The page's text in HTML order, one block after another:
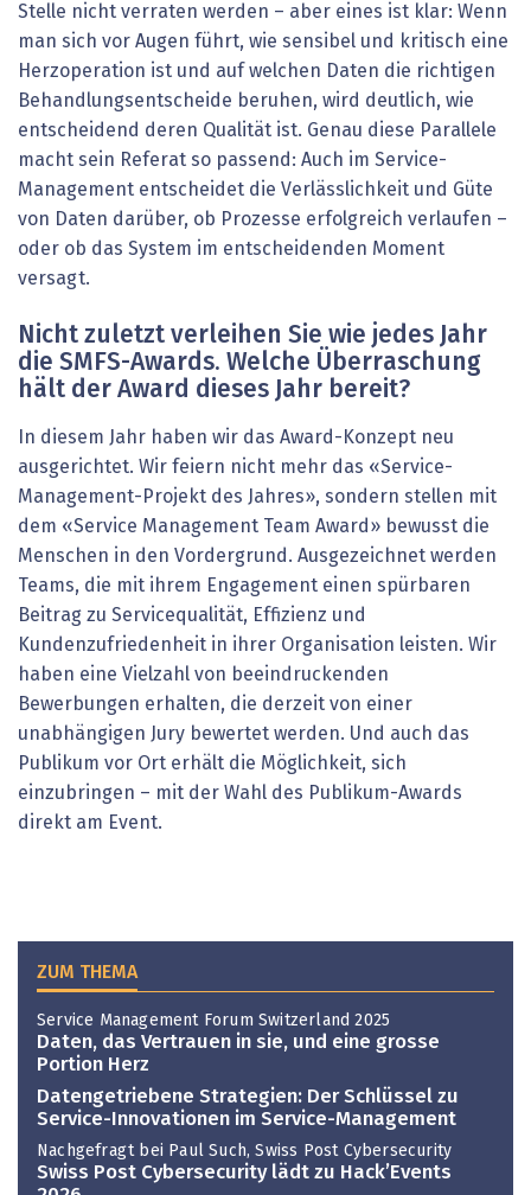
Stelle nicht verraten werden – aber eines ist klar: Wenn
man sich vor Augen führt, wie sensibel und kritisch eine
Herzoperation ist und auf welchen Daten die richtigen
Behandlungsentscheide beruhen, wird deutlich, wie
entscheidend deren Qualität ist. Genau diese Parallele
macht sein Referat so passend: Auch im Service-
Management entscheidet die Verlässlichkeit und Güte
von Daten darüber, ob Prozesse erfolgreich verlaufen –
oder ob das System im entscheidenden Moment
versagt.
Nicht zuletzt verleihen Sie wie jedes Jahr
die SMFS-Awards. Welche Überraschung
hält der Award dieses Jahr bereit?
In diesem Jahr haben wir das Award-Konzept neu
ausgerichtet. Wir feiern nicht mehr das «Service-
Management-Projekt des Jahres», sondern stellen mit
dem «Service Management Team Award» bewusst die
Menschen in den Vordergrund. Ausgezeichnet werden
Teams, die mit ihrem Engagement einen spürbaren
Beitrag zu Servicequalität, Effizienz und
Kundenzufriedenheit in ihrer Organisation leisten. Wir
haben eine Vielzahl von beeindruckenden
Bewerbungen erhalten, die derzeit von einer
unabhängigen Jury bewertet werden. Und auch das
Publikum vor Ort erhält die Möglichkeit, sich
einzubringen – mit der Wahl des Publikum-Awards
direkt am Event.
ZUM THEMA
Service Management Forum Switzerland 2025
Daten, das Vertrauen in sie, und eine grosse
Portion Herz
Datengetriebene Strategien: Der Schlüssel zu
Service-Innovationen im Service-Management
Nachgefragt bei Paul Such, Swiss Post Cybersecurity
Swiss Post Cybersecurity lädt zu Hack’Events